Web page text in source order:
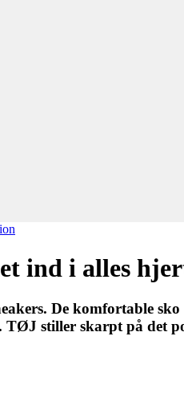
ind i alles
De komfortable
TØJ stiller skarpt på det